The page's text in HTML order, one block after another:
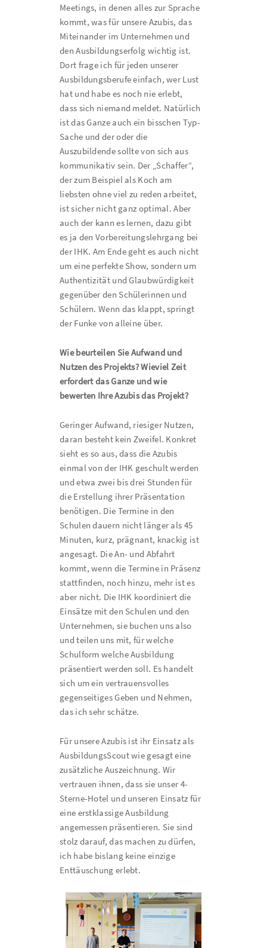
Meetings, in denen alles zur Sprache
kommt, was für unsere Azubis, das
Miteinander im Unternehmen und
den Ausbildungserfolg wichtig ist.
Dort frage ich für jeden unserer
Ausbildungsberufe einfach, wer Lust
hat und habe es noch nie erlebt,
dass sich niemand meldet. Natürlich
ist das Ganze auch ein bisschen Typ-
Sache und der oder die
Auszubildende sollte von sich aus
kommunikativ sein. Der „Schaffer“,
der zum Beispiel als Koch am
liebsten ohne viel zu reden arbeitet,
ist sicher nicht ganz optimal. Aber
auch der kann es lernen, dazu gibt
es ja den Vorbereitungslehrgang bei
der IHK. Am Ende geht es auch nicht
um eine perfekte Show, sondern um
Authentizität und Glaubwürdigkeit
gegenüber den Schülerinnen und
Schülern. Wenn das klappt, springt
der Funke von alleine über.
Wie beurteilen Sie Aufwand und
Nutzen des Projekts? Wieviel Zeit
erfordert das Ganze und wie
bewerten Ihre Azubis das Projekt?
Geringer Aufwand, riesiger Nutzen,
daran besteht kein Zweifel. Konkret
sieht es so aus, dass die Azubis
einmal von der IHK geschult werden
und etwa zwei bis drei Stunden für
die Erstellung ihrer Präsentation
benötigen. Die Termine in den
Schulen dauern nicht länger als 45
Minuten, kurz, prägnant, knackig ist
angesagt. Die An- und Abfahrt
kommt, wenn die Termine in Präsenz
stattfinden, noch hinzu, mehr ist es
aber nicht. Die IHK koordiniert die
Einsätze mit den Schulen und den
Unternehmen, sie buchen uns also
und teilen uns mit, für welche
Schulform welche Ausbildung
präsentiert werden soll. Es handelt
sich um ein vertrauensvolles
gegenseitiges Geben und Nehmen,
das ich sehr schätze.
Für unsere Azubis ist ihr Einsatz als
AusbildungsScout wie gesagt eine
zusätzliche Auszeichnung. Wir
vertrauen ihnen, dass sie unser 4-
Sterne-Hotel und unseren Einsatz für
eine erstklassige Ausbildung
angemessen präsentieren. Sie sind
stolz darauf, das machen zu dürfen,
ich habe bislang keine einzige
Enttäuschung erlebt.